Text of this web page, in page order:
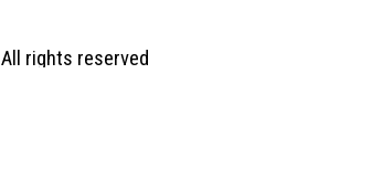
All rights reserved